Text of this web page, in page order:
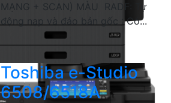
MẠNG + SCAN) MÀU RADF: Tự
động nạp và đảo bản gốc : Có...
Toshiba e-Studio
6508/6518A